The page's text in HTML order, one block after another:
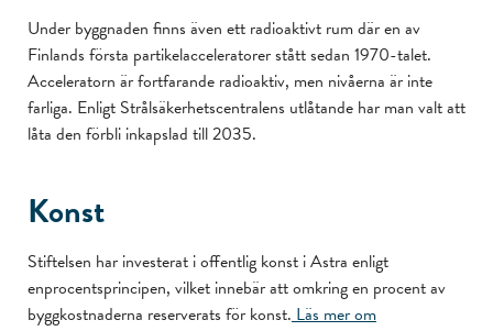
Under byggnaden finns även ett radioaktivt rum där en av
Finlands första partikelacceleratorer stått sedan 1970-talet.
Acceleratorn är fortfarande radioaktiv, men nivåerna är inte
farliga. Enligt Strålsäkerhetscentralens utlåtande har man valt att
låta den förbli inkapslad till 2035.
Konst
Stiftelsen har investerat i offentlig konst i Astra enligt
enprocentsprincipen, vilket innebär att omkring en procent av
byggkostnaderna reserverats för konst.Läs mer om